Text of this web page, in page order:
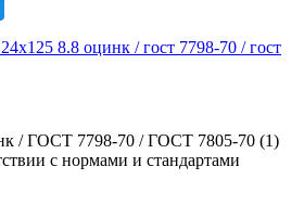
/ ГОСТ 7798-70 / ГОСТ 7805-70 (1)
с нормами и стандартами